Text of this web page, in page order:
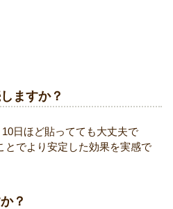
ますか？
日ほど貼ってても大丈夫で
とでより安定した効果を実感で
？